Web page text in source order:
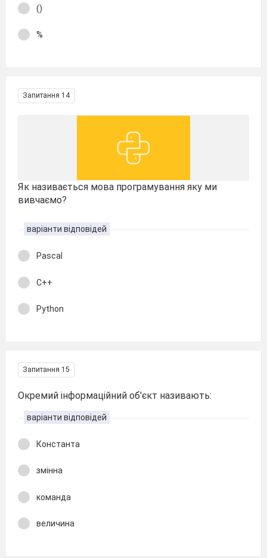
()
%
Запитання 14
Як називається мова програмування яку ми
вивчаємо?
варіанти відповідей
Pascal
C++
Python
Запитання 15
Окремий інформаційний об'єкт називають:
варіанти відповідей
Константа
змінна
команда
величина